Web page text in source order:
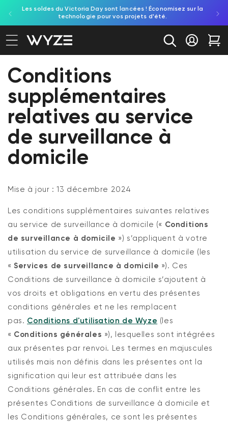
au contenu
d'accessibilité
Les soldes du Victoria Day sont lancées ! Économisez sur la
technologie pour vos projets d'été.
Se
Conditions
supplémentaires
relatives au service
de surveillance à
domicile
Mise à jour : 13 décembre 2024
Les conditions supplémentaires suivantes relatives
au service de surveillance à domicile (« Conditions
de surveillance à domicile ») s’appliquent à votre
utilisation du service de surveillance à domicile (les
« Services de surveillance à domicile »). Ces
Conditions de surveillance à domicile s’ajoutent à
vos droits et obligations en vertu des présentes
conditions générales et ne les remplacent
pas. Conditions d'utilisation de Wyze (les
« Conditions générales »), lesquelles sont intégrées
aux présentes par renvoi. Les termes en majuscules
utilisés mais non définis dans les présentes ont la
signification qui leur est attribuée dans les
Conditions générales. En cas de conflit entre les
présentes Conditions de surveillance à domicile et
les Conditions générales, ce sont les présentes
Verrou Wyze v2
More options
More options